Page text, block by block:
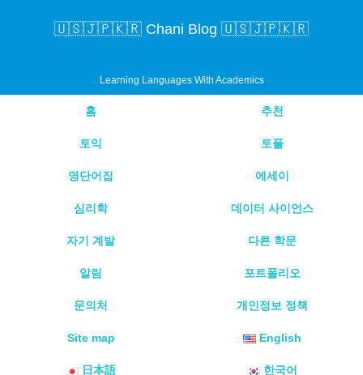
🇺🇸🇯🇵🇰🇷 Chani Blog 🇺🇸🇯🇵🇰🇷
Learning Languages With Academics
홈 추천
토익 토플
영단어집 에세이
심리학 데이터 사이언스
자기 계발 다른 학문
알림 포트폴리오
문의처 개인정보 정책
Site map English
日本語 한국어